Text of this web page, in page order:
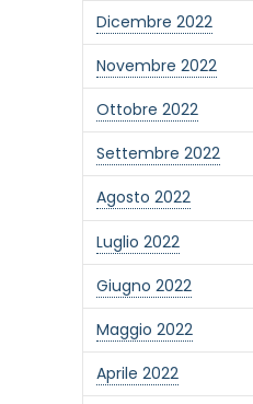
Dicembre 2022
Novembre 2022
Ottobre 2022
Settembre 2022
Agosto 2022
Luglio 2022
Giugno 2022
Maggio 2022
Aprile 2022